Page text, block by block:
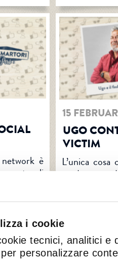
i cookie
tecnici, analitici e
personalizzare
è
gusta gli
e
15
UGO
VICTIM
L’unica
moda,